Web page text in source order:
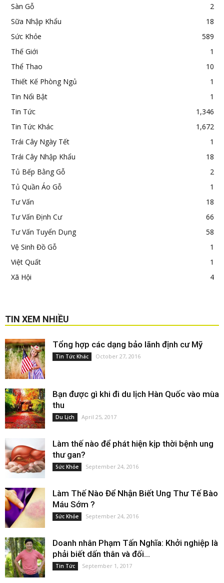
Sàn Gỗ
2
Sữa Nhập Khẩu
18
Sức Khỏe
589
Thế Giới
1
Thể Thao
10
Thiết Kế Phòng Ngủ
1
Tin Nổi Bật
1
Tin Tức
1,346
Tin Tức Khác
1,672
Trái Cây Ngày Tết
1
Trái Cây Nhập Khẩu
18
Tủ Bếp Bằng Gỗ
2
Tủ Quần Áo Gỗ
1
Tư Vấn
18
Tư Vấn Định Cư
66
Tư Vấn Tuyển Dụng
58
Vệ Sinh Đồ Gỗ
1
Việt Quất
1
Xã Hội
4
TIN XEM NHIỀU
Tổng hợp các dạng bảo lãnh định cư Mỹ
Tin Tức Khác October 27, 2016
Bạn được gì khi đi du lịch Hàn Quốc vào mùa
thu
Du Lịch April 25, 2017
Làm thế nào để phát hiện kịp thời bệnh ung
thư gan?
Sức Khỏe September 24, 2016
Làm Thế Nào Để Nhận Biết Ung Thư Tế Bào
Máu Sớm ?
Sức Khỏe September 24, 2016
Doanh nhân Phạm Tấn Nghĩa: Khởi nghiệp là
phải biết dấn thân và đối...
Tin Tức September 1, 2017